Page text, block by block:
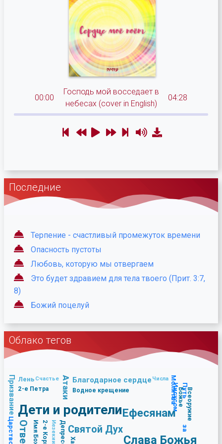
00:00
Господь мой восседает в
небесах (cover in English)
04:28
Последние
Терпение - счастливый промежуток времени
Опасность пустоты
Любовь, которую мы отвергаем
Это будет здравием для тела твоего (Прит. 3:7,
8)
Божий поцелуй
Облако тегов
Призвание Лень Счастье Атаки Благодарное сердце Числа МолитваП
у
т
ь
з
а
И
и
с
у
с
о
м
Дети и родители
2-е Петра Водное крещение В
с
е
о
р
у
ж
и
е
Б
о
ж
ь
е
Слава Божья
Святой Дух
Депрессия
Иезекииль
Имя Божье
Ефесянам